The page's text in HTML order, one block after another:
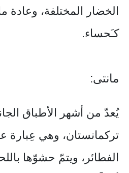
الخضار المختلفة، وعادة
كـَحساء.
مانتی:
يُعدّ من أشهر الأطباق
تركمانستان، وهي عِبارة
الفطائر، ويتمّ حشوّها